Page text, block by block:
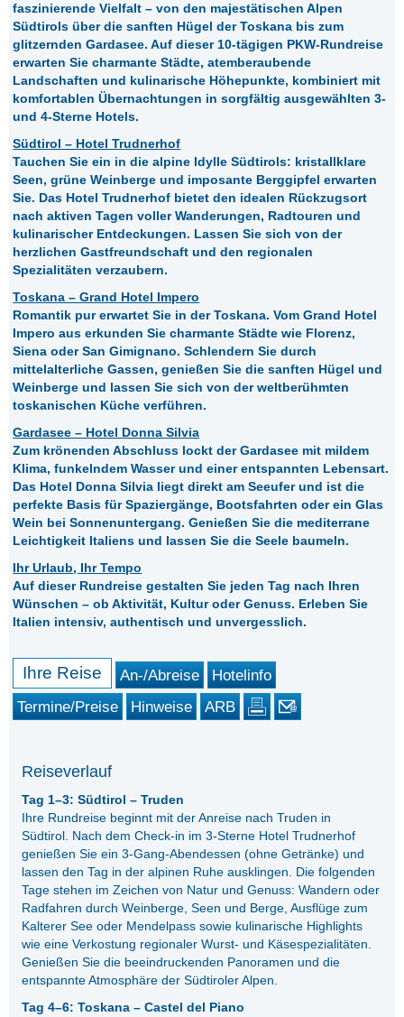
faszinierende Vielfalt – von den majestätischen Alpen
Südtirols über die sanften Hügel der Toskana bis zum
glitzernden Gardasee. Auf dieser 10-tägigen PKW-Rundreise
erwarten Sie charmante Städte, atemberaubende
Landschaften und kulinarische Höhepunkte, kombiniert mit
komfortablen Übernachtungen in sorgfältig ausgewählten 3-
und 4-Sterne Hotels.
Südtirol – Hotel Trudnerhof
Tauchen Sie ein in die alpine Idylle Südtirols: kristallklare
Seen, grüne Weinberge und imposante Berggipfel erwarten
Sie. Das Hotel Trudnerhof bietet den idealen Rückzugsort
nach aktiven Tagen voller Wanderungen, Radtouren und
kulinarischer Entdeckungen. Lassen Sie sich von der
herzlichen Gastfreundschaft und den regionalen
Spezialitäten verzaubern.
Toskana – Grand Hotel Impero
Romantik pur erwartet Sie in der Toskana. Vom Grand Hotel
Impero aus erkunden Sie charmante Städte wie Florenz,
Siena oder San Gimignano. Schlendern Sie durch
mittelalterliche Gassen, genießen Sie die sanften Hügel und
Weinberge und lassen Sie sich von der weltberühmten
toskanischen Küche verführen.
Gardasee – Hotel Donna Silvia
Zum krönenden Abschluss lockt der Gardasee mit mildem
Klima, funkelndem Wasser und einer entspannten Lebensart.
Das Hotel Donna Silvia liegt direkt am Seeufer und ist die
perfekte Basis für Spaziergänge, Bootsfahrten oder ein Glas
Wein bei Sonnenuntergang. Genießen Sie die mediterrane
Leichtigkeit Italiens und lassen Sie die Seele baumeln.
Ihr Urlaub, Ihr Tempo
Auf dieser Rundreise gestalten Sie jeden Tag nach Ihren
Wünschen – ob Aktivität, Kultur oder Genuss. Erleben Sie
Italien intensiv, authentisch und unvergesslich.
Ihre Reise An-/Abreise
Hotelinfo
Termine/Preise
Hinweise ARB
Reiseverlauf
Tag 1–3: Südtirol – Truden
Ihre Rundreise beginnt mit der Anreise nach Truden in
Südtirol. Nach dem Check-in im 3-Sterne Hotel Trudnerhof
genießen Sie ein 3-Gang-Abendessen (ohne Getränke) und
lassen den Tag in der alpinen Ruhe ausklingen. Die folgenden
Tage stehen im Zeichen von Natur und Genuss: Wandern oder
Radfahren durch Weinberge, Seen und Berge, Ausflüge zum
Kalterer See oder Mendelpass sowie kulinarische Highlights
wie eine Verkostung regionaler Wurst- und Käsespezialitäten.
Genießen Sie die beeindruckenden Panoramen und die
entspannte Atmosphäre der Südtiroler Alpen.
Tag 4–6: Toskana – Castel del Piano